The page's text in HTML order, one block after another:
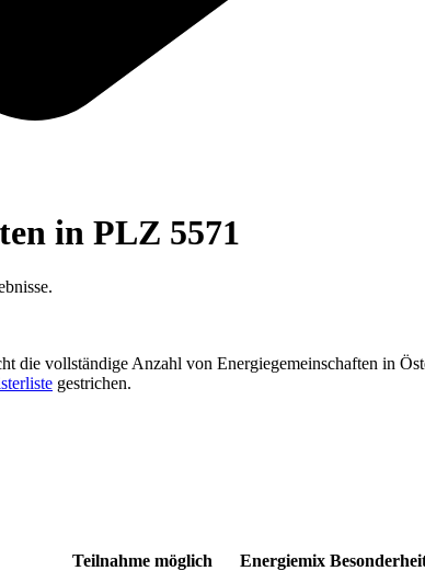
in PLZ 5571
die vollständige Anzahl von Energiegemeinschaften in
gestrichen.
Teilnahme möglich Energiemix